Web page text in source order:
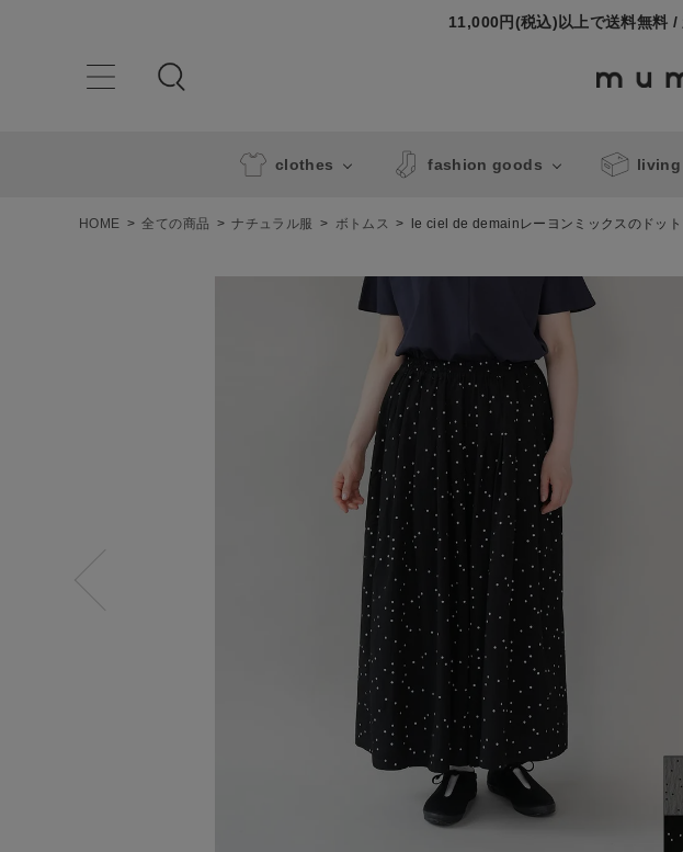
11,000円(税込)以上で送料無料
clothes fashion goods
HOME 全ての商品 ナチュラル服 ボトムス le ciel de demainレーヨンミックスのドッ